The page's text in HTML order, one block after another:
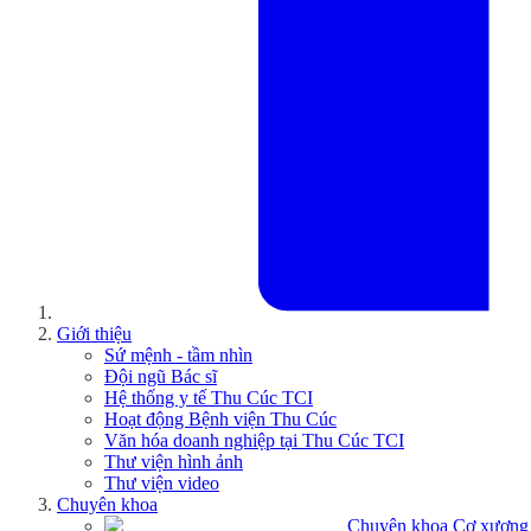
Giới thiệu
Sứ mệnh - tầm nhìn
Đội ngũ Bác sĩ
Hệ thống y tế Thu Cúc TCI
Hoạt động Bệnh viện Thu Cúc
Văn hóa doanh nghiệp tại Thu Cúc TCI
Thư viện hình ảnh
Thư viện video
Chuyên khoa
Chuyên khoa Cơ